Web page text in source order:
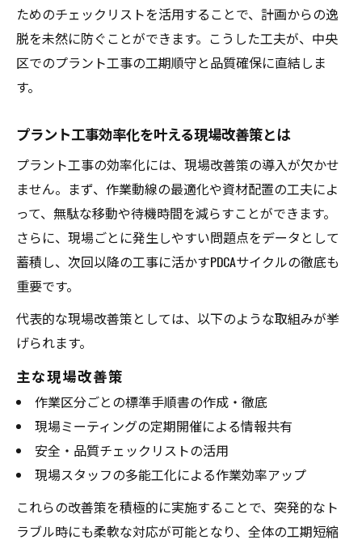
ためのチェックリストを活用することで、計画からの逸
脱を未然に防ぐことができます。こうした工夫が、中央
区でのプラント工事の工期順守と品質確保に直結しま
す。
プラント工事効率化を叶える現場改善策とは
プラント工事の効率化には、現場改善策の導入が欠かせ
ません。まず、作業動線の最適化や資材配置の工夫によ
って、無駄な移動や待機時間を減らすことができます。
さらに、現場ごとに発生しやすい問題点をデータとして
蓄積し、次回以降の工事に活かすPDCAサイクルの徹底も
重要です。
代表的な現場改善策としては、以下のような取組みが挙
げられます。
主な現場改善策
作業区分ごとの標準手順書の作成・徹底
現場ミーティングの定期開催による情報共有
安全・品質チェックリストの活用
現場スタッフの多能工化による作業効率アップ
これらの改善策を積極的に実施することで、突発的なト
ラブル時にも柔軟な対応が可能となり、全体の工期短縮